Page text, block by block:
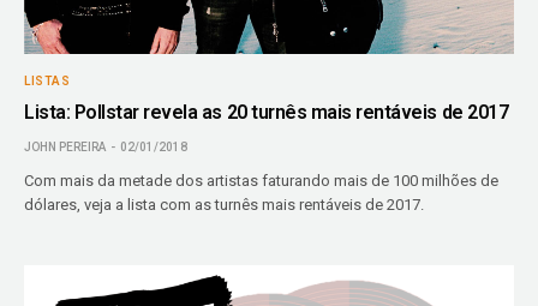
LISTAS
Lista: Pollstar revela as 20 turnês mais rentáveis de 2017
JOHN PEREIRA 02/01/2018
Com mais da metade dos artistas faturando mais de 100 milhões de
dólares, veja a lista com as turnês mais rentáveis de 2017.